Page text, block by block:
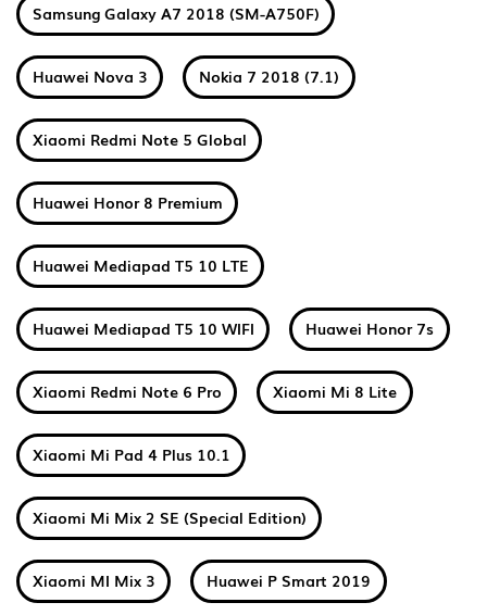
Samsung Galaxy A7 2018 (SM-A750F)
Huawei Nova 3 Nokia 7 2018 (7.1)
Xiaomi Redmi Note 5 Global
Huawei Honor 8 Premium
Huawei Mediapad T5 10 LTE
Huawei Mediapad T5 10 WIFI Huawei Honor 7s
Xiaomi Redmi Note 6 Pro Xiaomi Mi 8 Lite
Xiaomi Mi Pad 4 Plus 10.1
Xiaomi Mi Mix 2 SE (Special Edition)
Xiaomi MI Mix 3 Huawei P Smart 2019